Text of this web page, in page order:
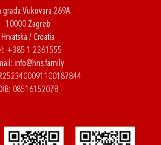
grada Vukovara 269A
10000 Zagreb
Hrvatska / Croatia
+385 1 2361555
info@hns.family
08516152078